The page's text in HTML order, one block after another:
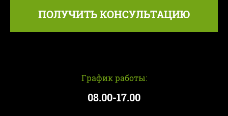
ПОЛУЧИТЬ КОНСУЛЬТАЦИЮ
График работы:
08.00-17.00